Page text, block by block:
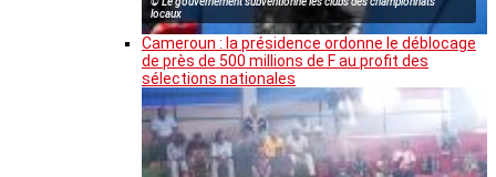
locaux
Cameroun : la présidence ordonne le déblocage
de près de 500 millions de F au profit des
sélections nationales